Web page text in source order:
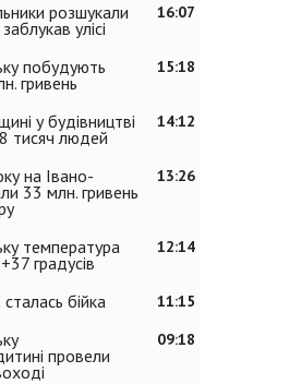
16:07
розшукали
улісі
15:18
побудують
гривень
14:12
у будівництві
тисяч людей
13:26
на Івано-
33 млн. гривень
12:14
температура
градусів
11:15
бійка
09:18
провели